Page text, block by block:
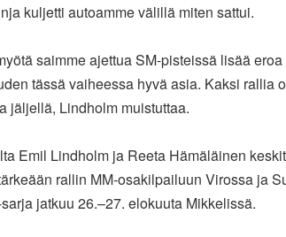
kuljetti autoamme välillä miten sattui.
saimme ajettua SM-pisteissä lisää
tässä vaiheessa hyvä asia. Kaksi rallia
jäljellä, Lindholm muistuttaa.
Emil Lindholm ja Reeta Hämäläinen
rallin MM-osakilpailuun Virossa ja
jatkuu 26.–27. elokuuta Mikkelissä.